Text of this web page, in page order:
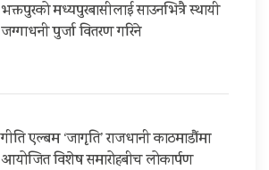
भक्तपुरको मध्यपुरबासीलाई साउनभित्रै स्थायी
जग्गाधनी पुर्जा वितरण गरिने
गीति एल्बम ‘जागृति’ राजधानी काठमाडौंमा
आयोजित विशेष समारोहबीच लोकार्पण